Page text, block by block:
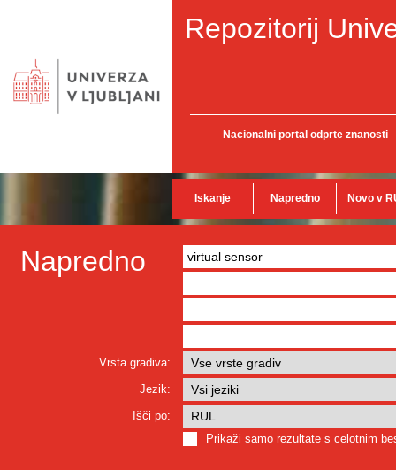
Repozitorij
Nacionalni portal odprte znanosti
Iskanje Napredno Novo v
Napredno
Vrsta gradiva:
Jezik:
Išči po:
Prikaži samo rezultate s celotnim